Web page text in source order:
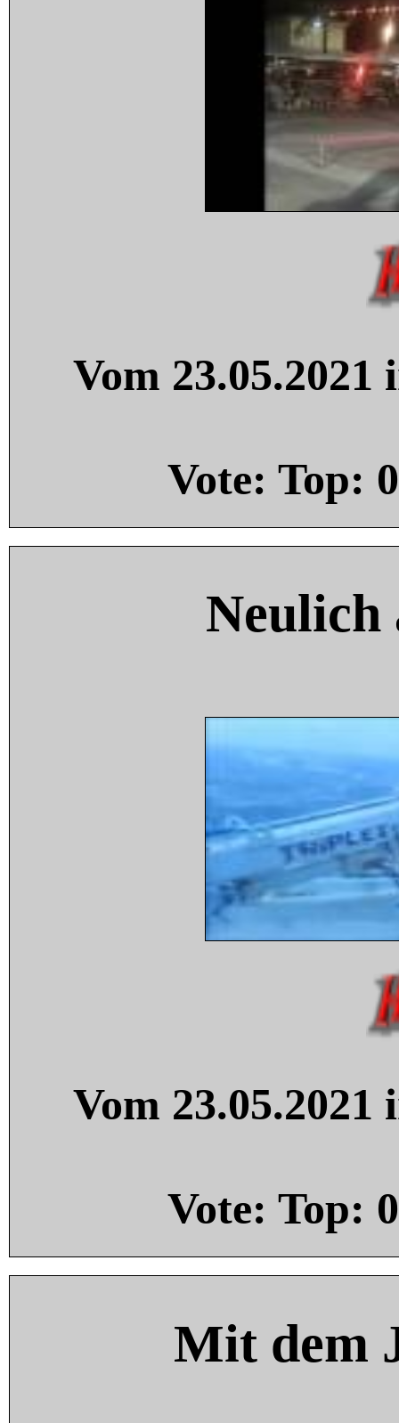
Vom
Vote: Top: 0
Neulich
Vom
Vote: Top: 0
Mit dem